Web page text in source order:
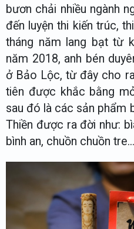
bươn chải nhiều ngành
đến luyện thi kiến trúc,
tháng năm lang bạt từ
năm 2018, anh bén
ở Bảo Lộc, từ đây cho
tiên được khắc bằng
sau đó là các sản phẩm
Thiền được ra đời như:
bình an, chuồn chuồn tre...